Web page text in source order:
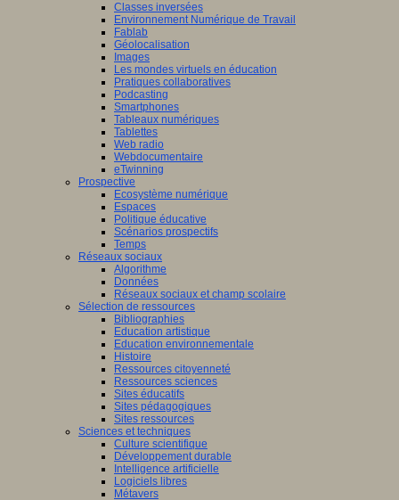
Classes inversées
Environnement Numérique de Travail
Fablab
Géolocalisation
Images
Les mondes virtuels en éducation
Pratiques collaboratives
Podcasting
Smartphones
Tableaux numériques
Tablettes
Web radio
Webdocumentaire
eTwinning
Prospective
Ecosystème numérique
Espaces
Politique éducative
Scénarios prospectifs
Temps
Réseaux sociaux
Algorithme
Données
Réseaux sociaux et champ scolaire
Sélection de ressources
Bibliographies
Education artistique
Education environnementale
Histoire
Ressources citoyenneté
Ressources sciences
Sites éducatifs
Sites pédagogiques
Sites ressources
Sciences et techniques
Culture scientifique
Développement durable
Intelligence artificielle
Logiciels libres
Métavers